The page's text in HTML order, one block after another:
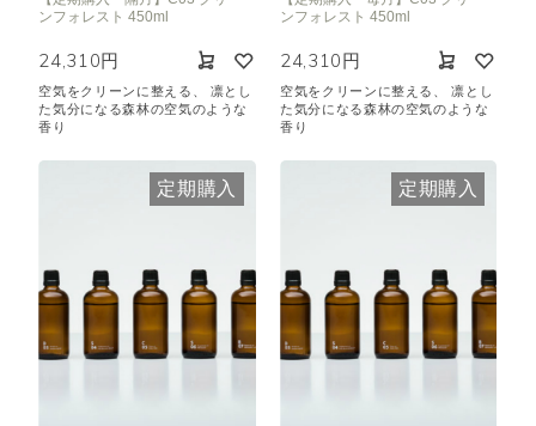
ンフォレスト 450ml
24,310円
空気をクリーンに整える、 凛とし
た気分になる森林の空気のような
香り
ンフォレスト 450ml
24,310円
空気をクリーンに整える、 凛とし
た気分になる森林の空気のような
香り
定期購入 定期購入